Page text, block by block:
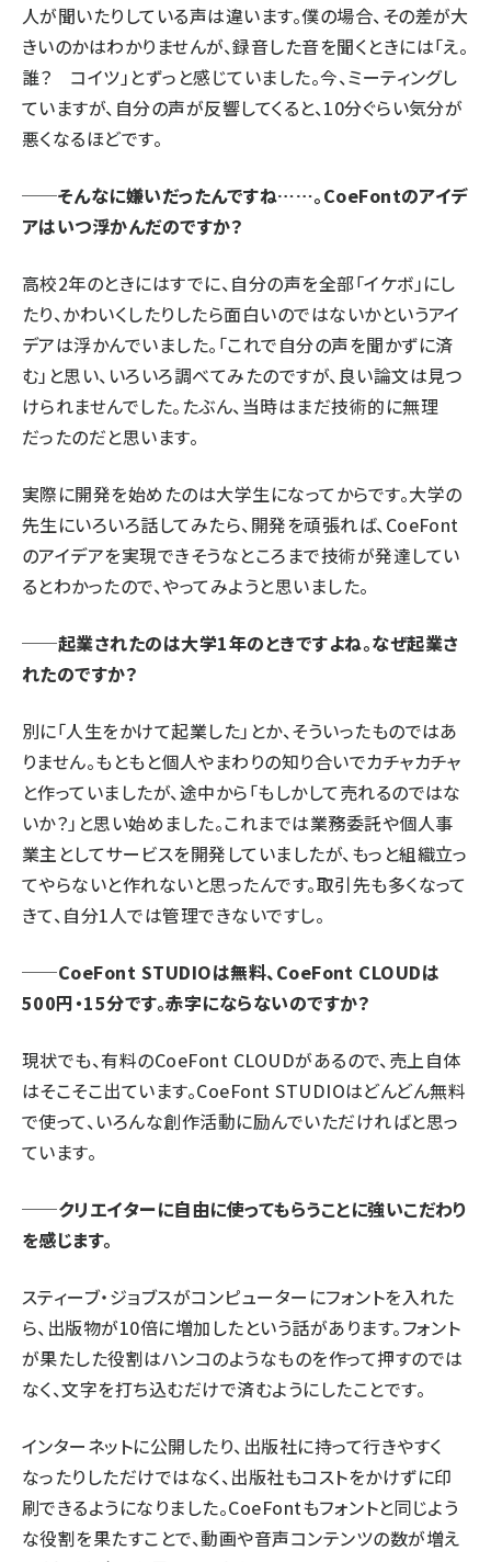
人が聞いたりしている声は違います。僕の場合、その差が大
きいのかはわかりませんが、録音した音を聞くときには「え。
誰？ コイツ」とずっと感じていました。今、ミーティングし
ていますが、自分の声が反響してくると、10分ぐらい気分が
悪くなるほどです。
──そんなに嫌いだったんですね……。CoeFontのアイデ
アはいつ浮かんだのですか？
高校2年のときにはすでに、自分の声を全部「イケボ」にし
たり、かわいくしたりしたら面白いのではないかというアイ
デアは浮かんでいました。「これで自分の声を聞かずに済
む」と思い、いろいろ調べてみたのですが、良い論文は見つ
けられませんでした。たぶん、当時はまだ技術的に無理
だったのだと思います。
実際に開発を始めたのは大学生になってからです。大学の
先生にいろいろ話してみたら、開発を頑張れば、CoeFont
のアイデアを実現できそうなところまで技術が発達してい
るとわかったので、やってみようと思いました。
──起業されたのは大学1年のときですよね。なぜ起業さ
れたのですか？
別に「人生をかけて起業した」とか、そういったものではあ
りません。もともと個人やまわりの知り合いでカチャカチャ
と作っていましたが、途中から「もしかして売れるのではな
いか？」と思い始めました。これまでは業務委託や個人事
業主としてサービスを開発していましたが、もっと組織立っ
てやらないと作れないと思ったんです。取引先も多くなって
きて、自分1人では管理できないですし。
──CoeFont STUDIOは無料、CoeFont CLOUDは
500円・15分です。赤字にならないのですか？
現状でも、有料のCoeFont CLOUDがあるので、売上自体
はそこそこ出ています。CoeFont STUDIOはどんどん無料
で使って、いろんな創作活動に励んでいただければと思っ
ています。
──クリエイターに自由に使ってもらうことに強いこだわり
を感じます。
スティーブ・ジョブスがコンピューターにフォントを入れた
ら、出版物が10倍に増加したという話があります。フォント
が果たした役割はハンコのようなものを作って押すのでは
なく、文字を打ち込むだけで済むようにしたことです。
インターネットに公開したり、出版社に持って行きやすく
なったりしただけではなく、出版社もコストをかけずに印
刷できるようになりました。CoeFontもフォントと同じよう
な役割を果たすことで、動画や音声コンテンツの数が増え